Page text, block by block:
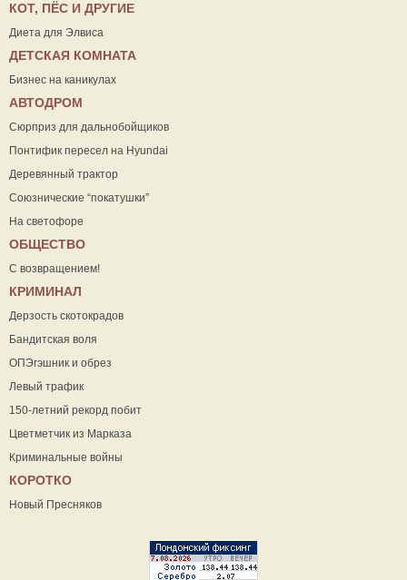
КОТ, ПЁС И ДРУГИЕ
Диета для Элвиса
ДЕТСКАЯ КОМНАТА
Бизнес на каникулах
АВТОДРОМ
Сюрприз для дальнобойщиков
Понтифик пересел на Hyundai
Деревянный трактор
Союзнические “покатушки”
На светофоре
ОБЩЕСТВО
С возвращением!
КРИМИНАЛ
Дерзость скотокрадов
Бандитская воля
ОПЭгэшник и обрез
Левый трафик
150-летний рекорд побит
Цветметчик из Марказа
Криминальные войны
КОРОТКО
Новый Пресняков